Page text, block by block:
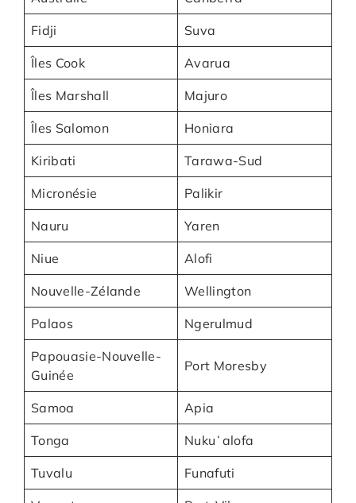
Fidji Suva
Îles Cook Avarua
Îles Marshall Majuro
Îles Salomon Honiara
Kiribati Tarawa-Sud
Micronésie Palikir
Nauru Yaren
Niue Alofi
Nouvelle-Zélande Wellington
Palaos Ngerulmud
Papouasie-Nouvelle-
Guinée
Port Moresby
Samoa Apia
Tonga Nukuʻalofa
Tuvalu Funafuti